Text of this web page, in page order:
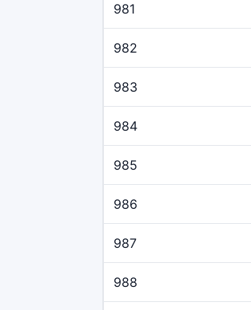
981
982
983
984
985
986
987
988